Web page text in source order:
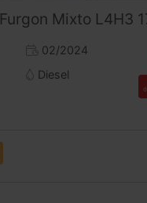
Furgon Mixto L4H3 170CV (2024) – 6 Plazas Retráctiles Gran
02/2024
Diesel